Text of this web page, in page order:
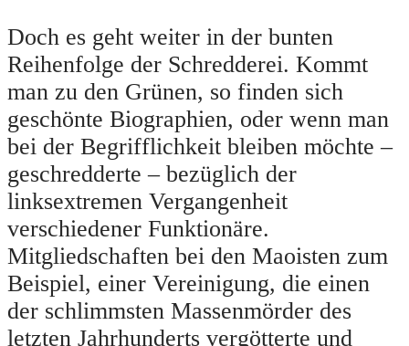
Doch es geht weiter in der bunten
Reihenfolge der Schredderei. Kommt
man zu den Grünen, so finden sich
geschönte Biographien, oder wenn man
bei der Begrifflichkeit bleiben möchte –
geschredderte – bezüglich der
linksextremen Vergangenheit
verschiedener Funktionäre.
Mitgliedschaften bei den Maoisten zum
Beispiel, einer Vereinigung, die einen
der schlimmsten Massenmörder des
letzten Jahrhunderts vergötterte und